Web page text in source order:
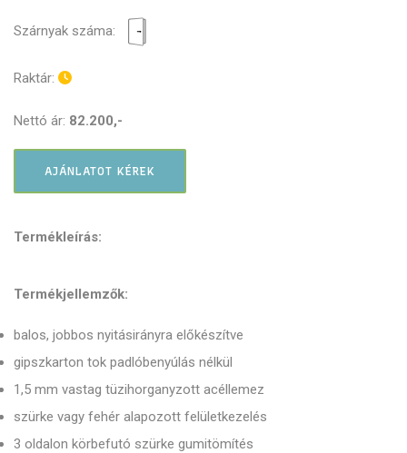
Szárnyak száma:
Raktár:
Nettó ár: 82.200,-
AJÁNLATOT KÉREK
Termékleírás:
Termékjellemzők:
balos, jobbos nyitásirányra előkészítve
gipszkarton tok padlóbenyúlás nélkül
1,5 mm vastag tüzihorganyzott acéllemez
szürke vagy fehér alapozott felületkezelés
3 oldalon körbefutó szürke gumitömítés